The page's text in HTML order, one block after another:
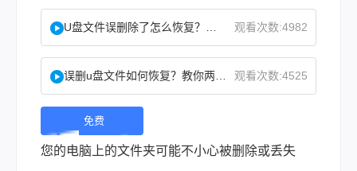
观看次数:4982
观看次数:4525
免费
下
您的电脑上的文件夹可能不小心被删除或丢失